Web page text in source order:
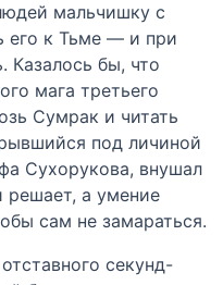
мальчишку с
его к Тьме — и при
Казалось бы, что
мага третьего
Сумрак и читать
под личиной
Сухорукова, внушал
решает, а умение
сам не замараться.
секунд-